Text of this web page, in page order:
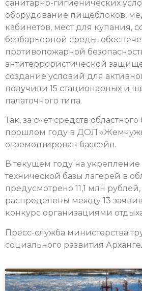
санитарно-гигиенических
оборудование пищеблоков,
кабинетов, мест для купания,
безбарьерной среды,
противопожарной
антитеррористической
создание условий для
получили 15 стационарных и
палаточного типа.
Так, за счет средств
прошлом году в ДОЛ
отремонтирован бассейн.
В текущем году на
технической базы лагерей в
предусмотрено 11,1 млн
распределены между 13
конкурс организациями
Пресс-служба министерства
социального развития